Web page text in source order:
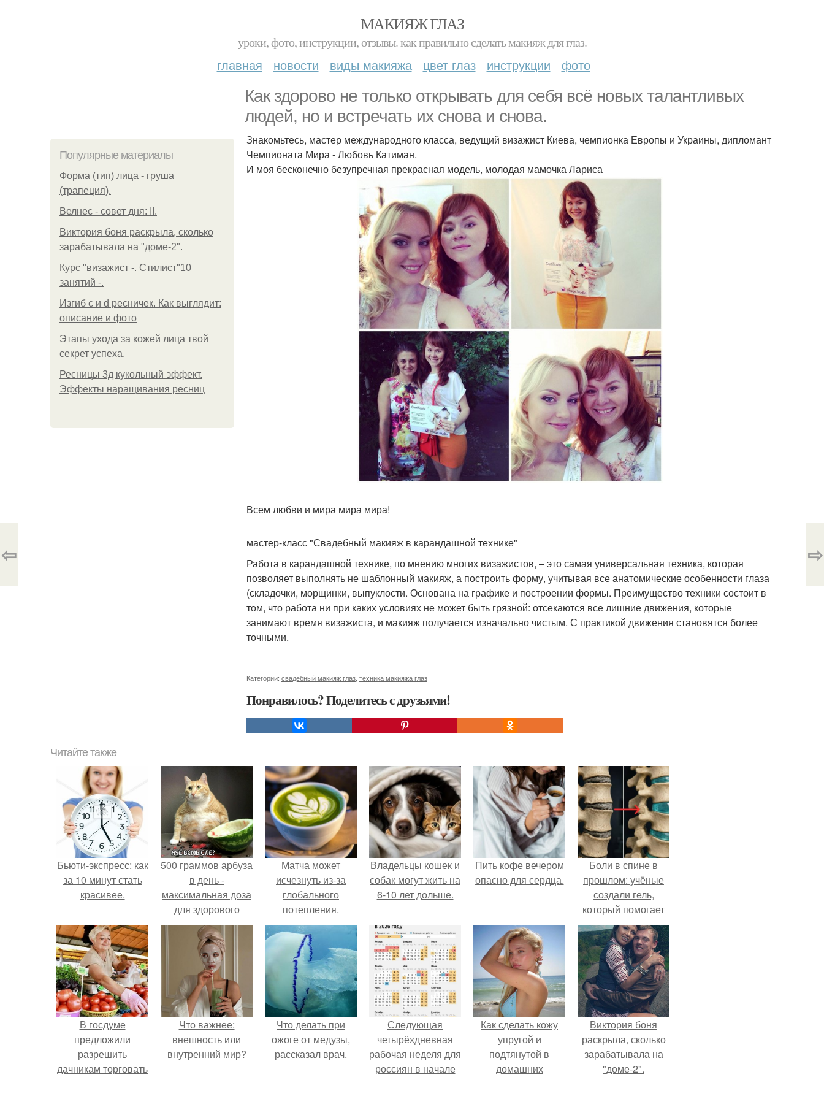
МАКИЯЖ ГЛАЗ
уроки, фото, инструкции, отзывы. как правильно сделать макияж для глаз.
главная новости виды макияжа цвет глаз инструкции фото
Как здорово не только открывать для себя всё новых талантливых
людей, но и встречать их снова и снова.
Популярные материалы
Форма (тип) лица - груша
(трапеция).
Велнес - совет дня: II.
Виктория боня раскрыла, сколько
зарабатывала на "доме-2".
Курс "визажист -. Стилист"10
занятий -.
Изгиб c и d ресничек. Как выглядит:
описание и фото
Этапы ухода за кожей лица твой
секрет успеха.
Ресницы 3д кукольный эффект.
Эффекты наращивания ресниц
Знакомьтесь, мастер международного класса, ведущий визажист Киева, чемпионка Европы и Украины, дипломант
Чемпионата Мира - Любовь Катиман.
И моя бесконечно безупречная прекрасная модель, молодая мамочка Лариса
Всем любви и мира мира мира!
мастер-класс "Свадебный макияж в карандашной технике"
Работа в карандашной технике, по мнению многих визажистов, – это самая универсальная техника, которая
позволяет выполнять не шаблонный макияж, а построить форму, учитывая все анатомические особенности глаза
(складочки, морщинки, выпуклости. Основана на графике и построении формы. Преимущество техники состоит в
том, что работа ни при каких условиях не может быть грязной: отсекаются все лишние движения, которые
занимают время визажиста, и макияж получается изначально чистым. С практикой движения становятся более
точными.
Категории: свадебный макияж глаз техника макияжа глаз
Понравилось? Поделитесь с друзьями!
⇦ ⇨
Читайте также
Бьюти-экспресс: как
за 10 минут стать
красивее.
500 граммов арбуза
в день -
максимальная доза
для здорового
взрослого,
предупредили
врачи.
Матча может
исчезнуть из-за
глобального
потепления.
Владельцы кошек и
собак могут жить на
6-10 лет дольше.
Пить кофе вечером
опасно для сердца.
Боли в спине в
прошлом: учёные
создали гель,
который помогает
восстанавливать
межпозвоночные
диски.
В госдуме
предложили
разрешить
дачникам торговать
Что важнее:
внешность или
внутренний мир?
Что делать при
ожоге от медузы,
рассказал врач.
Следующая
четырёхдневная
рабочая неделя для
россиян в начале
Как сделать кожу
упругой и
подтянутой в
домашних
Виктория боня
раскрыла, сколько
зарабатывала на
"доме-2".